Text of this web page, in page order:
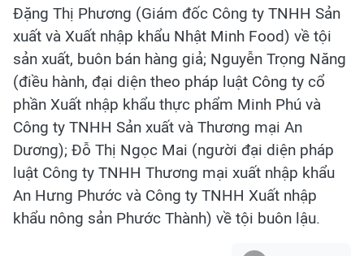
Đặng Thị Phương (Giám đốc Công ty TNHH Sản
xuất và Xuất nhập khẩu Nhật Minh Food) về tội
sản xuất, buôn bán hàng giả; Nguyễn Trọng Năng
(điều hành, đại diện theo pháp luật Công ty cổ
phần Xuất nhập khẩu thực phẩm Minh Phú và
Công ty TNHH Sản xuất và Thương mại An
Dương); Đỗ Thị Ngọc Mai (người đại diện pháp
luật Công ty TNHH Thương mại xuất nhập khẩu
An Hưng Phước và Công ty TNHH Xuất nhập
khẩu nông sản Phước Thành) về tội buôn lậu.